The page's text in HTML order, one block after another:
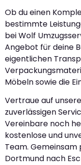
Ob du einen
bestimmte
bei Wolf
Angebot für deine
eigentlichen
Möbeln sowie die
Vertraue auf
zuverlässigen
Vereinbare noch
kostenlose und
Team. Gemeinsam
Dortmund nach